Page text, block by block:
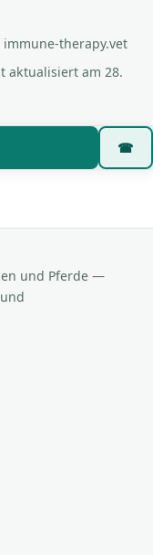
immune-therapy.vet
aktualisiert am 28.
☎
und Pferde —